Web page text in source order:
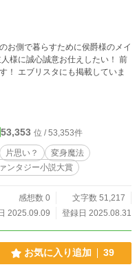
お側で暮らすために侯爵様のメイ
様に誠心誠意お仕えしたい！ 前
！ エブリスタにも掲載していま
53,353 位 / 53,353件
片思い？
変身魔法
ンタジー小説大賞
感想数 0
文字数 51,217
2025.09.09
登録日 2025.08.31
お気に入り追加 39